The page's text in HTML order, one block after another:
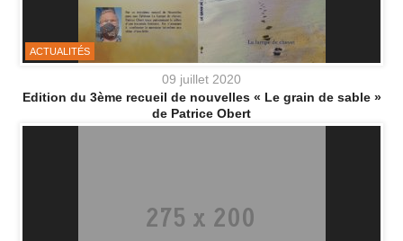
ACTUALITÉS
09 juillet 2020
Edition du 3ème recueil de nouvelles « Le grain de sable »
de Patrice Obert